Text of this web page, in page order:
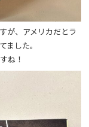
が、アメリカだとラ
ました。
ね！